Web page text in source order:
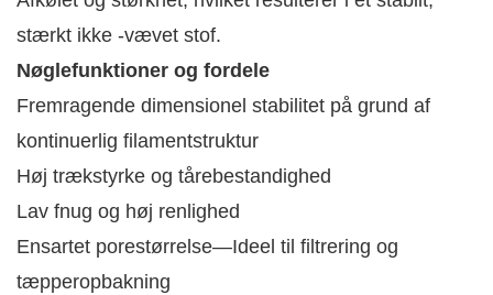
stærkt ikke -vævet stof.
Nøglefunktioner og fordele
Fremragende dimensionel stabilitet på grund af
kontinuerlig filamentstruktur
Høj trækstyrke og tårebestandighed
Lav fnug og høj renlighed
Ensartet porestørrelse—Ideel til filtrering og
tæpperopbakning